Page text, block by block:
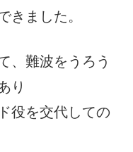
きました。
、難波をうろう
り
役を交代しての